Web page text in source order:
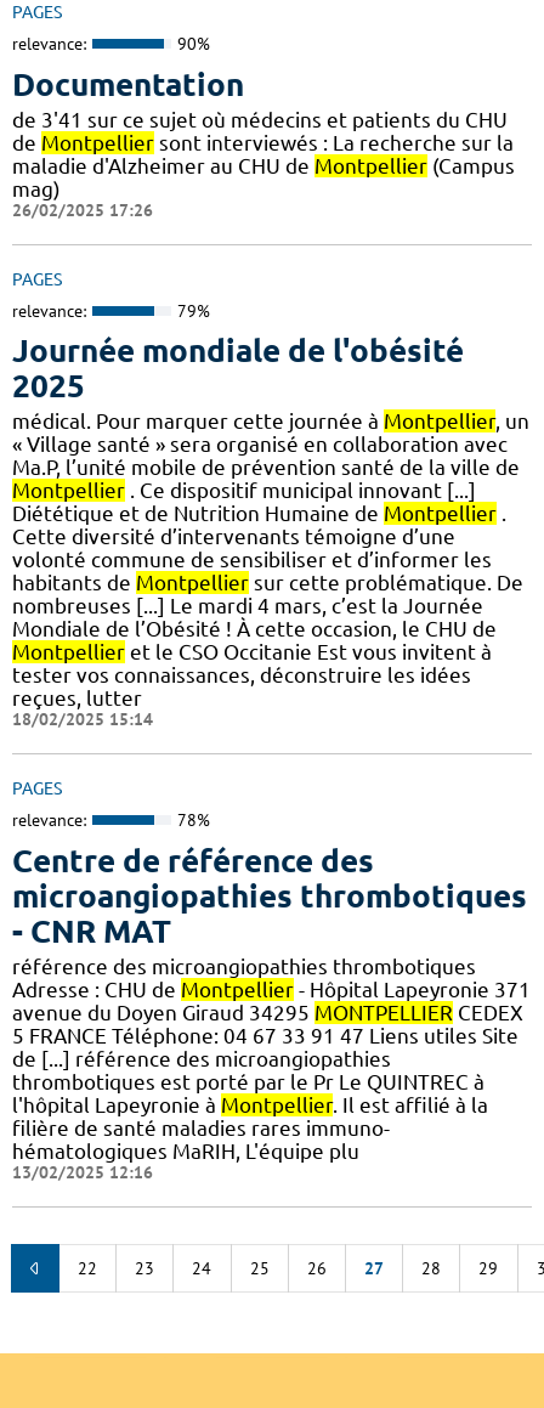
PAGES
relevance: 90%
Documentation
de 3'41 sur ce sujet où médecins et patients du CHU
de Montpellier sont interviewés : La recherche sur la
maladie d'Alzheimer au CHU de Montpellier (Campus
mag)
26/02/2025 17:26
PAGES
relevance: 79%
Journée mondiale de l'obésité
2025
médical. Pour marquer cette journée à Montpellier, un
« Village santé » sera organisé en collaboration avec
Ma.P, l’unité mobile de prévention santé de la ville de
Montpellier . Ce dispositif municipal innovant [...]
Diététique et de Nutrition Humaine de Montpellier .
Cette diversité d’intervenants témoigne d’une
volonté commune de sensibiliser et d’informer les
habitants de Montpellier sur cette problématique. De
nombreuses [...] Le mardi 4 mars, c’est la Journée
Mondiale de l’Obésité ! À cette occasion, le CHU de
Montpellier et le CSO Occitanie Est vous invitent à
tester vos connaissances, déconstruire les idées
reçues, lutter
18/02/2025 15:14
PAGES
relevance: 78%
Centre de référence des
microangiopathies thrombotiques
- CNR MAT
référence des microangiopathies thrombotiques
Adresse : CHU de Montpellier - Hôpital Lapeyronie 371
avenue du Doyen Giraud 34295 MONTPELLIER CEDEX
5 FRANCE Téléphone: 04 67 33 91 47 Liens utiles Site
de [...] référence des microangiopathies
thrombotiques est porté par le Pr Le QUINTREC à
l'hôpital Lapeyronie à Montpellier. Il est affilié à la
filière de santé maladies rares immuno-
hématologiques MaRIH, L'équipe plu
13/02/2025 12:16
22 23 24 25 26 27 28 29